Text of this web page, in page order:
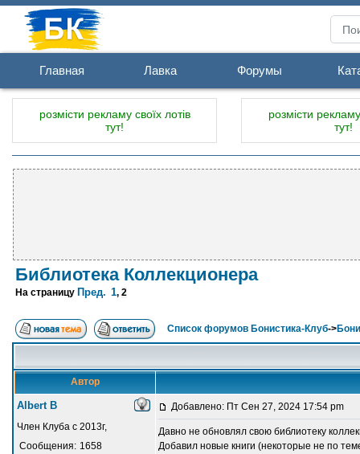
Главная Лавка Форумы
розмісти рекламу своїх лотів
тут!
розмісти
тут!
Библиотека Коллекционера
На страницу Пред. 1, 2
Список форумов Бонистика-Клуб->
Автор
Albert В
Член Клуба с 2013г,
Сообщения: 1658
Добавлено: Пт Сен 27, 2024 17:54 pm
Давно не обновлял свою библиотеку
Добавил новые книги (некоторые не по